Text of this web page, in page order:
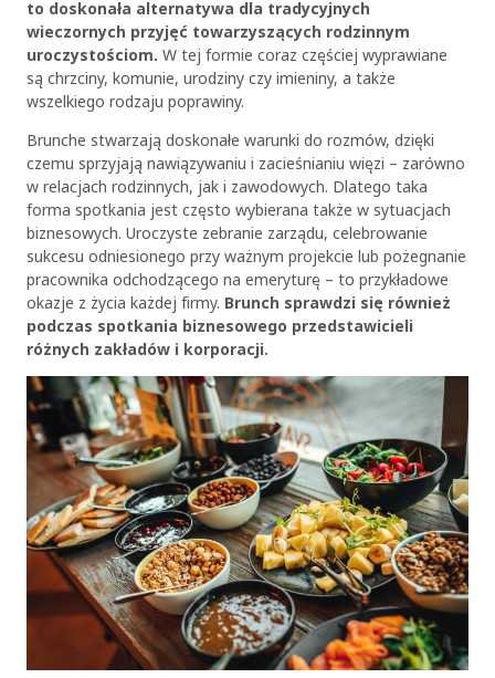
to doskonała alternatywa dla tradycyjnych
wieczornych przyjęć towarzyszących rodzinnym
uroczystościom. W tej formie coraz częściej wyprawiane
są chrzciny, komunie, urodziny czy imieniny, a także
wszelkiego rodzaju poprawiny.
Brunche stwarzają doskonałe warunki do rozmów, dzięki
czemu sprzyjają nawiązywaniu i zacieśnianiu więzi – zarówno
w relacjach rodzinnych, jak i zawodowych. Dlatego taka
forma spotkania jest często wybierana także w sytuacjach
biznesowych. Uroczyste zebranie zarządu, celebrowanie
sukcesu odniesionego przy ważnym projekcie lub pożegnanie
pracownika odchodzącego na emeryturę – to przykładowe
okazje z życia każdej firmy. Brunch sprawdzi się również
podczas spotkania biznesowego przedstawicieli
różnych zakładów i korporacji.